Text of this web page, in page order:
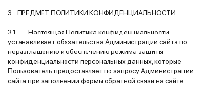
3. ПРЕДМЕТ ПОЛИТИКИ КОНФИДЕНЦИАЛЬНОСТИ
3.1. Настоящая Политика конфиденциальности
устанавливает обязательства Администрации сайта по
неразглашению и обеспечению режима защиты
конфиденциальности персональных данных, которые
Пользователь предоставляет по запросу Администрации
сайта при заполнении формы обратной связи на сайте